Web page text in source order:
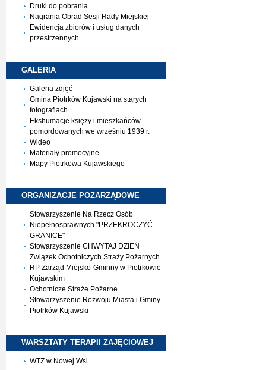
Druki do pobrania
Nagrania Obrad Sesji Rady Miejskiej
Ewidencja zbiorów i usług danych
przestrzennych
GALERIA
Galeria zdjęć
Gmina Piotrków Kujawski na starych
fotografiach
Ekshumacje księży i mieszkańców
pomordowanych we wrześniu 1939 r.
Wideo
Materiały promocyjne
Mapy Piotrkowa Kujawskiego
ORGANIZACJE POZARZĄDOWE
Stowarzyszenie Na Rzecz Osób
Niepełnosprawnych "PRZEKROCZYĆ
GRANICE"
Stowarzyszenie CHWYTAJ DZIEŃ
Związek Ochotniczych Straży Pożarnych
RP Zarząd Miejsko-Gminny w Piotrkowie
Kujawskim
Ochotnicze Straże Pożarne
Stowarzyszenie Rozwoju Miasta i Gminy
Piotrków Kujawski
WARSZTATY TERAPII ZAJĘCIOWEJ
WTZ w Nowej Wsi